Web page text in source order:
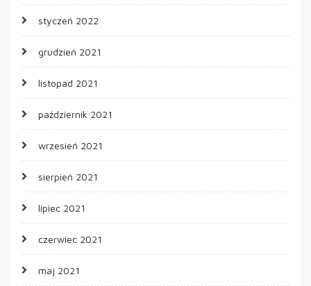
styczeń 2022
grudzień 2021
listopad 2021
październik 2021
wrzesień 2021
sierpień 2021
lipiec 2021
czerwiec 2021
maj 2021